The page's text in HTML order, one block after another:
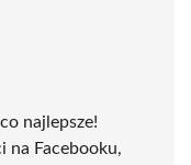
najlepsze!
na Facebooku,